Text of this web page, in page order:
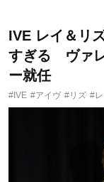
IVE レイ＆リ
すぎる ヴァ
ー就任
#IVE #アイヴ #リズ #レ